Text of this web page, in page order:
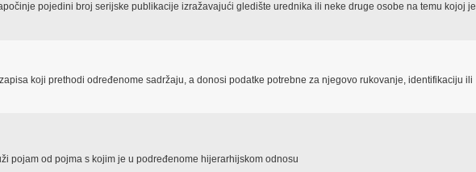
pojedini broj serijske publikacije izražavajući gledište urednika ili neke druge osobe na temu kojoj je
koji prethodi određenome sadržaju, a donosi podatke potrebne za njegovo rukovanje, identifikaciju ili
pojam od pojma s kojim je u podređenome hijerarhijskom odnosu